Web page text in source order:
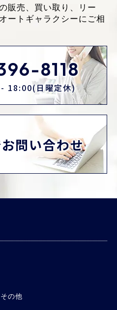
販売、買い取り、リー
オートギャラクシーにご相
8118
18:00(日曜定休)
問い合わせ
の他